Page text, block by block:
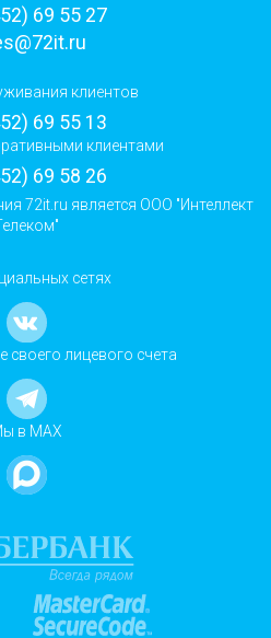
69 55 27
клиентов
69 55 13
клиентами
69 58 26
72it.ru является ООО "Интеллект
сетях
своего лицевого счета
в MAX